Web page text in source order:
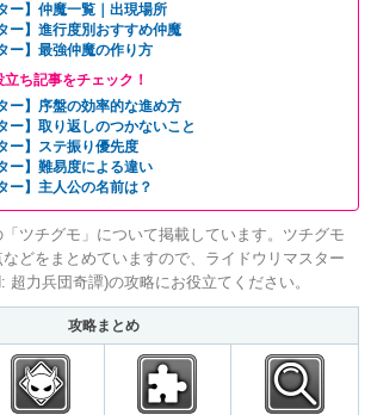
ー】仲魔一覧｜出現場所
ー】進行度別おすすめ仲魔
ー】最強仲魔の作り方
ち記事をチェック！
ー】序盤の効率的な進め方
ー】取り返しのつかないこと
ー】ステ振り優先度
ー】難易度による違い
ー】主人公の名前は？
ツチグモ」について掲載しています。ツチグモ
どをまとめていますので、ライドウリマスター
超力兵団奇譚)の攻略にお役立てください。
攻略まとめ